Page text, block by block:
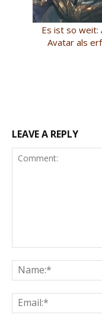
Es ist so weit:
Avatar als
LEAVE A REPLY